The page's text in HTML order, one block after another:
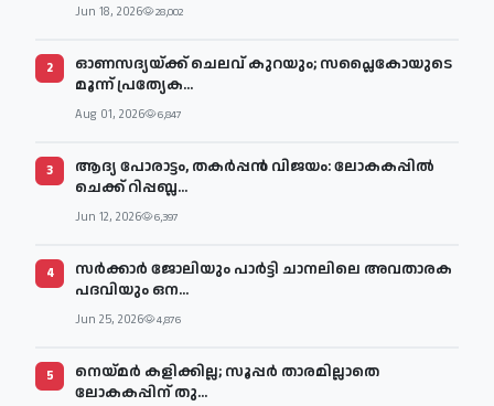
Jun 18, 2026 28,002
2
ഓണസദ്യയ്ക്ക് ചെലവ് കുറയും; സപ്ലൈകോയുടെ
മൂന്ന് പ്രത്യേക...
Aug 01, 2026 6,847
3
ആദ്യ പോരാട്ടം, തകർപ്പൻ വിജയം: ലോകകപ്പിൽ
ചെക്ക് റിപ്പബ്ല...
Jun 12, 2026 6,397
4
സര്‍ക്കാര്‍ ജോലിയും പാര്‍ട്ടി ചാനലിലെ അവതാരക
പദവിയും ഒന...
Jun 25, 2026 4,876
5
നെയ്മര്‍ കളിക്കില്ല; സൂപ്പര്‍ താരമില്ലാതെ
ലോകകപ്പിന് തു...